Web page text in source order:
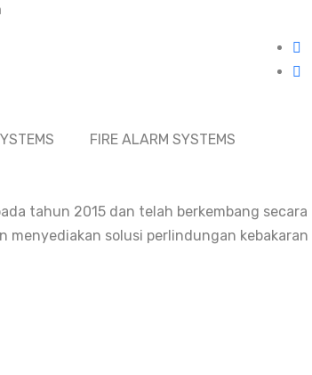
FIRE ALARM SYSTEMS
tahun 2015 dan telah berkembang
menyediakan solusi perlindungan